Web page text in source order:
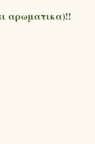
αρωματικα)!!